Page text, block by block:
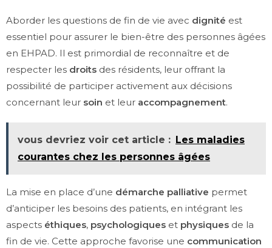
Aborder les questions de fin de vie avec dignité est
essentiel pour assurer le bien-être des personnes âgées
en EHPAD. Il est primordial de reconnaître et de
respecter les droits des résidents, leur offrant la
possibilité de participer activement aux décisions
concernant leur soin et leur accompagnement.
vous devriez voir cet article : Les maladies
courantes chez les personnes âgées
La mise en place d’une démarche palliative permet
d’anticiper les besoins des patients, en intégrant les
aspects éthiques, psychologiques et physiques de la
fin de vie. Cette approche favorise une communication